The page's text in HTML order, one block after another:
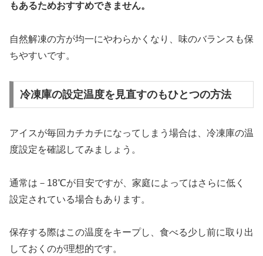
もあるためおすすめできません。
自然解凍の方が均一にやわらかくなり、味のバランスも保
ちやすいです。
冷凍庫の設定温度を見直すのもひとつの方法
アイスが毎回カチカチになってしまう場合は、冷凍庫の温
度設定を確認してみましょう。
通常は－18℃が目安ですが、家庭によってはさらに低く
設定されている場合もあります。
保存する際はこの温度をキープし、食べる少し前に取り出
しておくのが理想的です。